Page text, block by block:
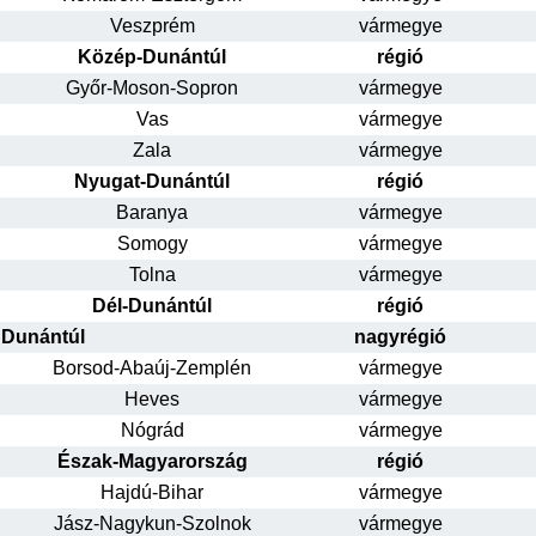
Veszprém
vármegye
Közép-Dunántúl
régió
Győr-Moson-Sopron
vármegye
Vas
vármegye
Zala
vármegye
Nyugat-Dunántúl
régió
Baranya
vármegye
Somogy
vármegye
Tolna
vármegye
Dél-Dunántúl
régió
Dunántúl
nagyrégió
Borsod-Abaúj-Zemplén
vármegye
Heves
vármegye
Nógrád
vármegye
Észak-Magyarország
régió
Hajdú-Bihar
vármegye
Jász-Nagykun-Szolnok
vármegye